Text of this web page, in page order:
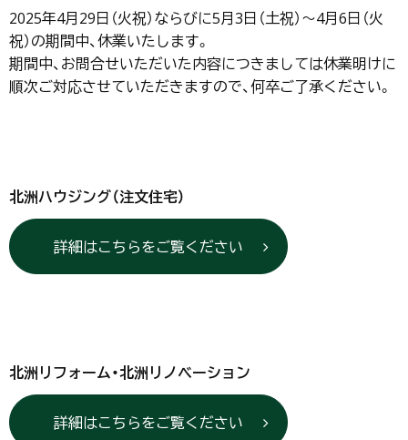
2025年4月29日（火祝）ならびに5月3日（土祝）～4月6日（火
祝）の期間中、休業いたします。
期間中、お問合せいただいた内容につきましては休業明けに
順次ご対応させていただきますので、何卒ご了承ください。
北洲ハウジング（注文住宅）
詳細はこちらをご覧ください
北洲リフォーム・北洲リノベーション
詳細はこちらをご覧ください